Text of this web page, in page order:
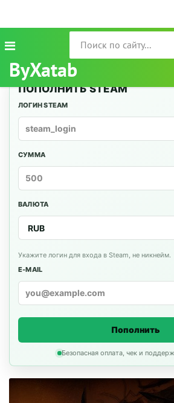
ByXatab
ПОПОЛНИТЬ STEAM
ЛОГИН STEAM
СУММА
ВАЛЮТА
Укажите логин для входа в Steam, не никнейм.
E-MAIL
Пополнить
Безопасная оплата, чек и